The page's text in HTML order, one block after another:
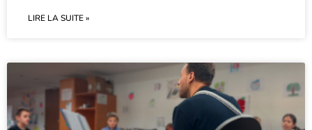
LIRE LA SUITE »